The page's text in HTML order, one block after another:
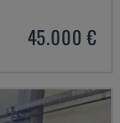
45.000 €